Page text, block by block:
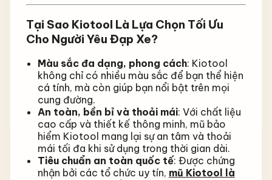
Tại Sao Kiotool Là Lựa Chọn Tối Ưu
Cho Người Yêu Đạp Xe?
Màu sắc đa dạng, phong cách: Kiotool
không chỉ có nhiều màu sắc để bạn thể hiện
cá tính, mà còn giúp bạn nổi bật trên mọi
cung đường.
An toàn, bền bỉ và thoải mái: Với chất liệu
cao cấp và thiết kế thông minh, mũ bảo
hiểm Kiotool mang lại sự an tâm và thoải
mái tối đa khi sử dụng trong thời gian dài.
Tiêu chuẩn an toàn quốc tế: Được chứng
nhận bởi các tổ chức uy tín, mũ Kiotool là